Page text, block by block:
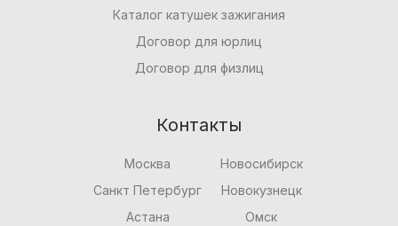
Каталог катушек зажигания
Договор для юрлиц
Договор для физлиц
Контакты
Москва
Санкт Петербург
Астана
Новосибирск
Новокузнецк
Омск